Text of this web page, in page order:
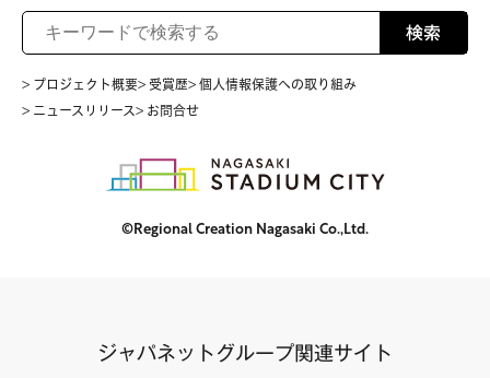
検索
> プロジェクト概要> 受賞歴> 個人情報保護への取り組み
> ニュースリリース> お問合せ
©Regional Creation Nagasaki Co.,Ltd.
ジャパネットグループ関連サイト